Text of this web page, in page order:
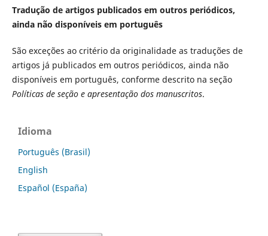
Tradução de artigos publicados em outros periódicos,
ainda não disponíveis em português
São exceções ao critério da originalidade as traduções de
artigos já publicados em outros periódicos, ainda não
disponíveis em português, conforme descrito na seção
Políticas de seção e apresentação dos manuscritos.
Idioma
Português (Brasil)
English
Español (España)